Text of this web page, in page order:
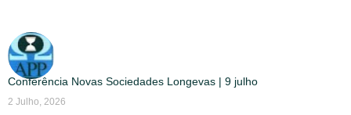
Conferência Novas Sociedades Longevas | 9 julho
2 Julho, 2026